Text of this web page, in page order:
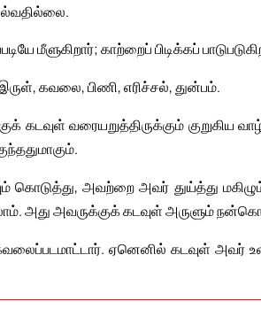
மீளுகிறார்; காற்றைப் பிடிக்கப்
கவலை, பிணி, எரிச்சல், துன்பம்.
வரையறுத்திருக்கும் குறுகிய
கொடுத்து, அவற்றை அவர் துய்த்து
அது அவருக்குக் கடவுள் அருளும்
ஏனெனில் கடவுள் அவர்